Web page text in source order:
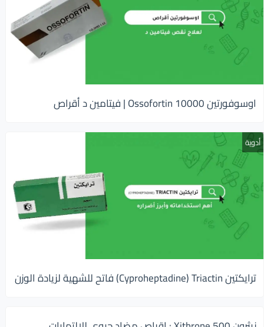
اوسوفورتين 10000 Ossofortin | فيتامين د أقراص
أدوية
ترايكتين Cyproheptadine) Triactin) فاتح للشهية لزيادة الوزن